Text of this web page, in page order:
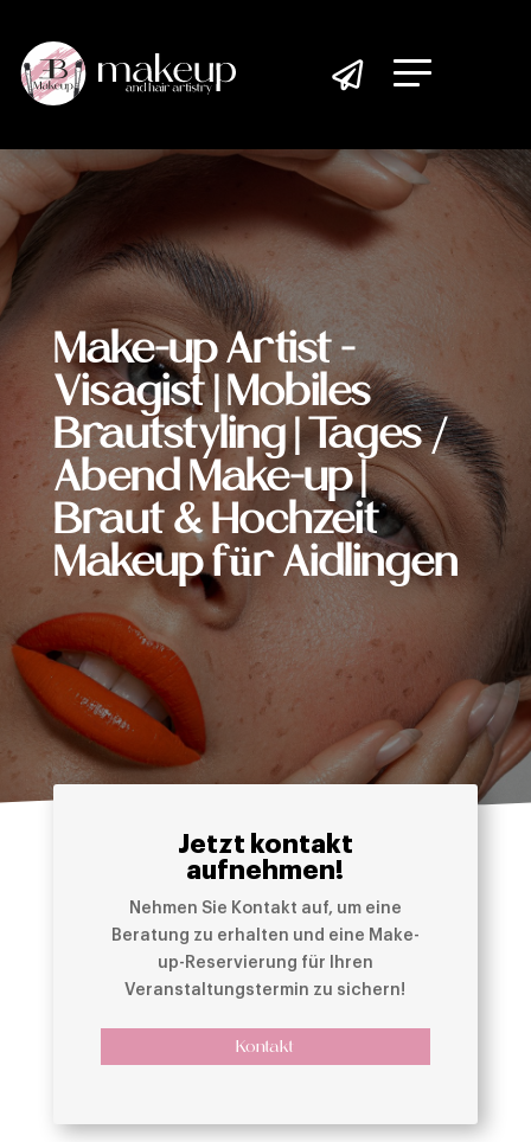

Make-up Artist -
Visagist | Mobiles
Brautstyling | Tages /
Abend Make-up |
Braut & Hochzeit
Makeup für Aidlingen
Jetzt kontakt
aufnehmen!
Nehmen Sie Kontakt auf, um eine
Beratung zu erhalten und eine Make-
up-Reservierung für Ihren
Veranstaltungstermin zu sichern!
Kontakt